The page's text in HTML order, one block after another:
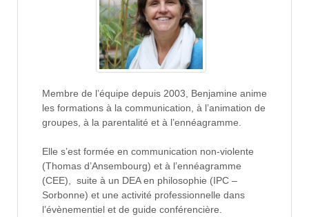
Membre de l’équipe depuis 2003, Benjamine anime
les formations à la communication, à l’animation de
groupes, à la parentalité et à l’ennéagramme.
Elle s’est formée en communication non-violente
(Thomas d’Ansembourg) et à l’ennéagramme
(CEE), suite à un DEA en philosophie (IPC –
Sorbonne) et une activité professionnelle dans
l’évènementiel et de guide conférencière.